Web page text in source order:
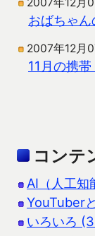
おばちゃ
2007年12月
11月の携
コンテ
AI（人工知
YouTuber
いろいろ